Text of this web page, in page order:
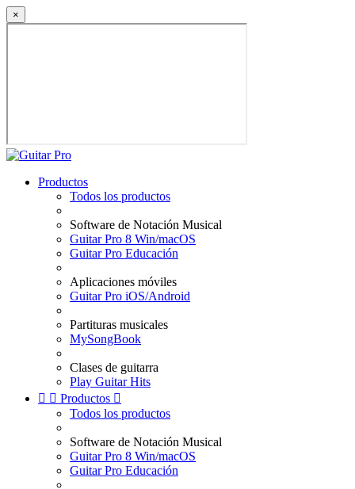
×
Productos
Todos los productos
Software de Notación Musical
Guitar Pro 8 Win/macOS
Guitar Pro Educación
Aplicaciones móviles
Guitar Pro iOS/Android
Partituras musicales
MySongBook
Clases de guitarra
Play Guitar Hits
  Productos 
Todos los productos
Software de Notación Musical
Guitar Pro 8 Win/macOS
Guitar Pro Educación